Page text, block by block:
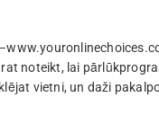
noteikt, lai
vietni, un daži